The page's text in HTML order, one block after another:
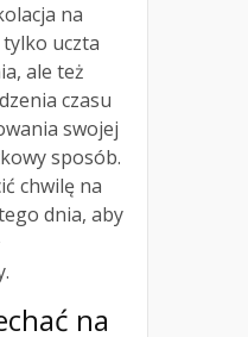
na
uczta
ale też
czasu
swojej
sposób.
chwilę na
dnia, aby
na